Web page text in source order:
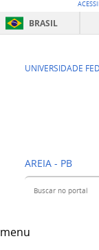
BRASIL
UNIVERSIDADE
CCA
AREIA - PB
Buscar no portal
menu